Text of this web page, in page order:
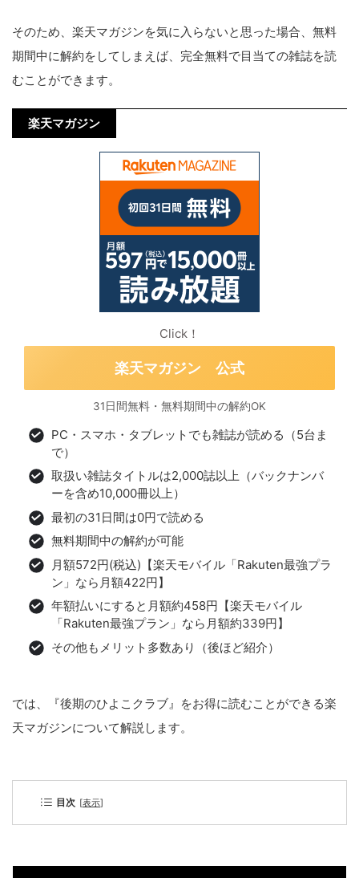
そのため、楽天マガジンを気に入らないと思った場合、無料
期間中に解約をしてしまえば、完全無料で目当ての雑誌を読
むことができます。
楽天マガジン
Click！
楽天マガジン 公式
31日間無料・無料期間中の解約OK
PC・スマホ・タブレットでも雑誌が読める（5台ま
で）
取扱い雑誌タイトルは2,000誌以上（バックナンバ
ーを含め10,000冊以上）
最初の31日間は0円で読める
無料期間中の解約が可能
月額572円(税込)【楽天モバイル「Rakuten最強プラ
ン」なら月額422円】
年額払いにすると月額約458円【楽天モバイル
「Rakuten最強プラン」なら月額約339円】
その他もメリット多数あり（後ほど紹介）
では、『後期のひよこクラブ』をお得に読むことができる楽
天マガジンについて解説します。
目次 [表示]